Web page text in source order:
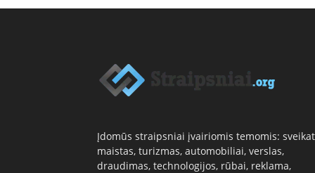
Įdomūs straipsniai įvairiomis temomis:
maistas, turizmas, automobiliai, verslas,
draudimas, technologijos, rūbai, reklama,